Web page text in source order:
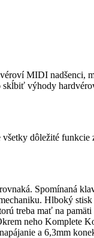
MIDI
výhody
dôležité funkcie
Spomínaná
Hlboký
mať na
neho
a 6,3mm